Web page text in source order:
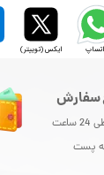
ایکس (توییتر)
سفارش
ارسال سفارش طی 24 ساعت
پست